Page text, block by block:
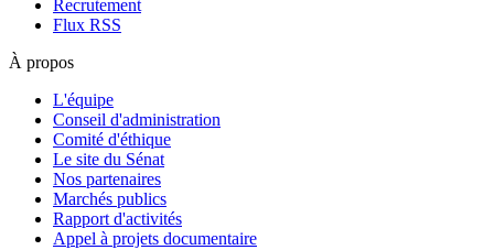
Recrutement
Flux RSS
À propos
L'équipe
Conseil d'administration
Comité d'éthique
Le site du Sénat
Nos partenaires
Marchés publics
Rapport d'activités
Appel à projets documentaire